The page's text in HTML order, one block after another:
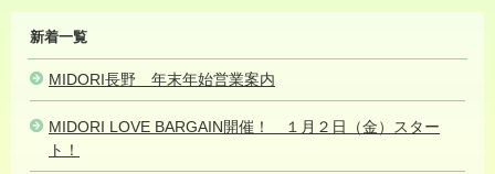
MIDORI
NEWS
新着一覧
MIDORI長野 年末年始営業案内
MIDORI LOVE BARGAIN開催！ １月２日（金）スター
ト！